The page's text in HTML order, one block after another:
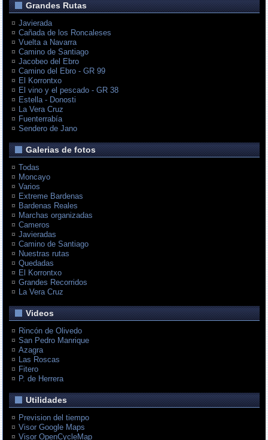
Grandes Rutas
Javierada
Cañada de los Roncaleses
Vuelta a Navarra
Camino de Santiago
Jacobeo del Ebro
Camino del Ebro - GR 99
El Korrontxo
El vino y el pescado - GR 38
Estella - Donosti
La Vera Cruz
Fuenterrabía
Sendero de Jano
Galerias de fotos
Todas
Moncayo
Varios
Extreme Bardenas
Bardenas Reales
Marchas organizadas
Cameros
Javieradas
Camino de Santiago
Nuestras rutas
Quedadas
El Korrontxo
Grandes Recorridos
La Vera Cruz
Videos
Rincón de Olivedo
San Pedro Manrique
Azagra
Las Roscas
Fitero
P. de Herrera
Utilidades
Prevision del tiempo
Visor Google Maps
Visor OpenCycleMap